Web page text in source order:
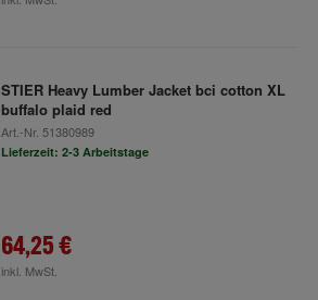
STIER Heavy Lumber Jacket bci cotton XL
buffalo plaid red
Art.-Nr. 51380989
Lieferzeit: 2-3 Arbeitstage
64,25 €
inkl. MwSt.